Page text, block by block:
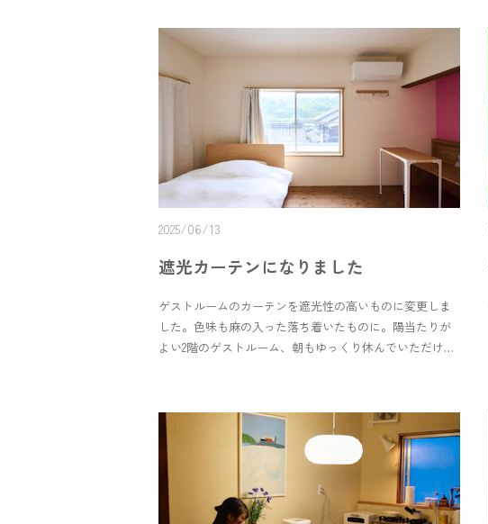
しょう🌻 ありがたいことに、7月8月のご予約スケジュー
ルが埋まりつつあります。10月のご予約も動き始めまし
た。 夏〜秋のご旅行をお考えの方は、各予約サイトのカ
レンダーをご確認ください🙏🏻 ゲストルームのカーテン
を遮光性の高いものに変更しました。朝もゆっくり、夏
日に負けずゆっくりできるといいなと思います。 海まで5
分。ゆっくり休暇もいかがでしょう。 静かな青谷町でお
待ちしております。
2025/06/13
遮光カーテンになりました
ゲストルームのカーテンを遮光性の高いものに変更しま
した。色味も麻の入った落ち着いたものに。陽当たりが
よい2階のゲストルーム、朝もゆっくり休んでいただけま
updated the guest room curtains — now with soft, linen-
blend fabric that blocks light just right.Our second-floor
room gets lovely morning sun, but now you can rest well
even longer.For solo travelers, art lovers, and those looking
for calm.We’re here in Aoya, waiting for you.